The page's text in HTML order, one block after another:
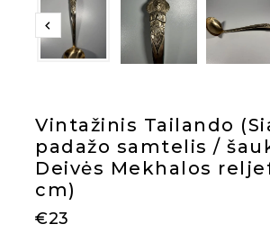
Vintažinis Tailando
padažo samtelis /
Deivės Mekhalos
cm)
€23